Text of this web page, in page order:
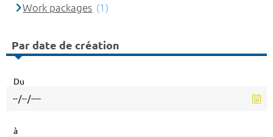
Work packages (1)
Par date de création
Du
à